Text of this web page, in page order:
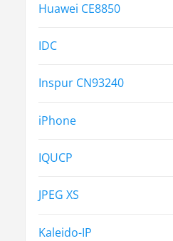
Huawei CE8850
IDC
Inspur CN93240
iPhone
IQUCP
JPEG XS
Kaleido-IP